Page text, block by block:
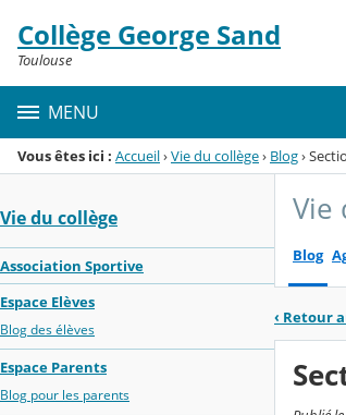
Menu de la rubrique
Contenu
Collège George Sand
Toulouse
MENU
Vous êtes ici : Accueil›Vie du collège› Blog›
Vie du collège
Association Sportive
Espace Elèves
Blog des élèves
Espace Parents
Blog pour les parents
Vie
Blog
‹ Retour